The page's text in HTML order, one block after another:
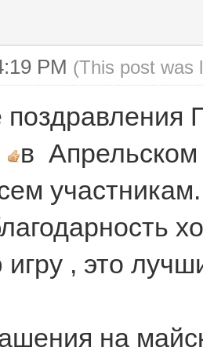
PM (This post was
поздравления
в Апрельском
участникам.
игру , это
на